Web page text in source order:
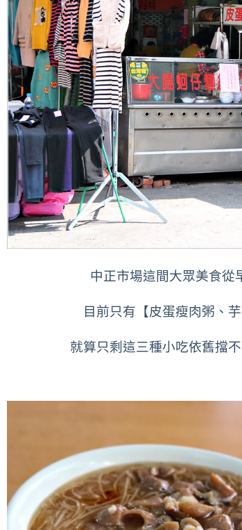
中正市場這間大眾美食從
目前只有【皮蛋瘦肉粥、
就算只剩這三種小吃依舊擋